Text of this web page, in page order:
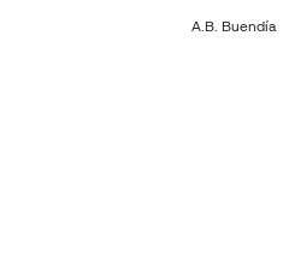
A.B. Buendía